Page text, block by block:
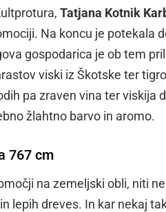
Tatjana Kotnik
Na koncu je potekala
gospodarica je ob tem
viski iz Škotske ter
pa zraven vina ter viskija
žlahtno barvo in aromo.
767 cm
na zemeljski obli, niti
lepih dreves. In kar nekaj